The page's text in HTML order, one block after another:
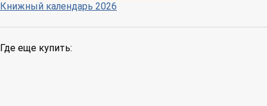
Книжный календарь 2026
Где еще купить: